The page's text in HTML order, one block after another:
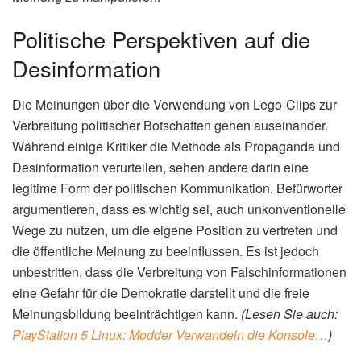
Psychologische Kriegsführung zielt darauf ab, die
Meinungen, Emotionen, Einstellungen und
Verhaltensweisen einer Zielgruppe zu beeinflussen, um
politische oder militärische Ziele zu erreichen. Im digitalen
Zeitalter spielt sie eine immer größere Rolle.(Lesen Sie
auch:Bazzite Fedora 44: Linux-Gaming-Distribution im
Detail)
Welche Ziele verfolgt der Iran mit
dieser Taktik?
Die Ziele der iranischen Regierung hinter der Verbreitung
von Desinformation durch Lego-Clips sind vielfältig. Zum
einen geht es darum, die eigene Bevölkerung von der
Politik der Regierung zu überzeugen und die öffentliche